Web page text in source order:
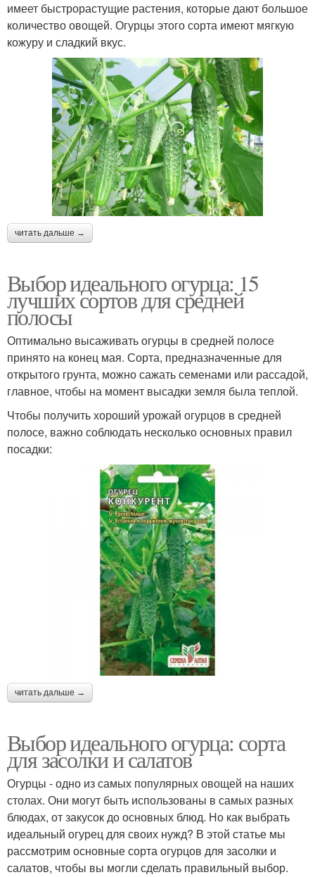
имеет быстрорастущие растения, которые дают большое
количество овощей. Огурцы этого сорта имеют мягкую
кожуру и сладкий вкус.
читать дальше →
Выбор идеального огурца: 15
лучших сортов для средней
полосы
Оптимально высаживать огурцы в средней полосе
принято на конец мая. Сорта, предназначенные для
открытого грунта, можно сажать семенами или рассадой,
главное, чтобы на момент высадки земля была теплой.
Чтобы получить хороший урожай огурцов в средней
полосе, важно соблюдать несколько основных правил
посадки:
читать дальше →
Выбор идеального огурца: сорта
для засолки и салатов
Огурцы - одно из самых популярных овощей на наших
столах. Они могут быть использованы в самых разных
блюдах, от закусок до основных блюд. Но как выбрать
идеальный огурец для своих нужд? В этой статье мы
рассмотрим основные сорта огурцов для засолки и
салатов, чтобы вы могли сделать правильный выбор.